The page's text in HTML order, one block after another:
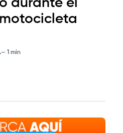
durante el
1 min